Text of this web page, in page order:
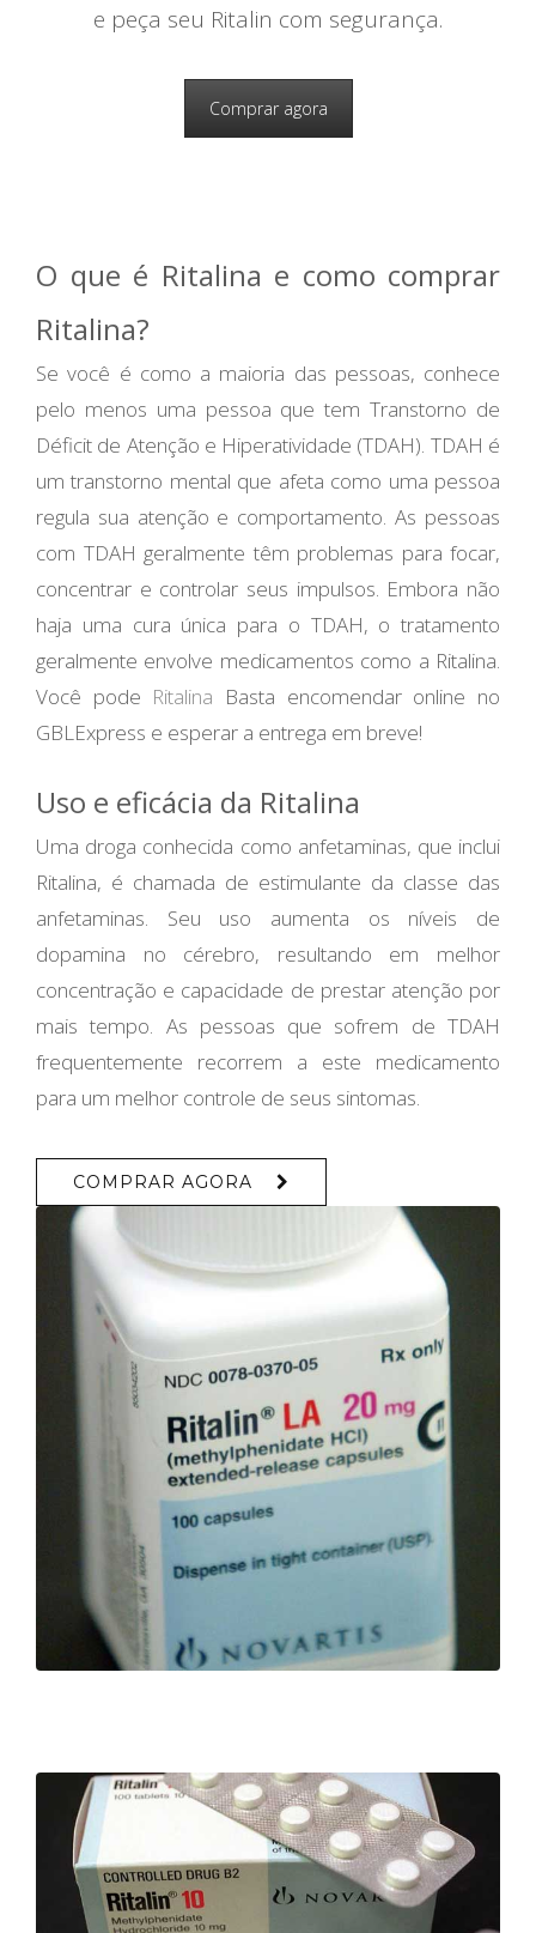
e peça seu Ritalin com segurança.
Comprar agora
O que é Ritalina e como comprar
Ritalina?
Se você é como a maioria das pessoas, conhece
pelo menos uma pessoa que tem Transtorno de
Déficit de Atenção e Hiperatividade (TDAH). TDAH é
um transtorno mental que afeta como uma pessoa
regula sua atenção e comportamento. As pessoas
com TDAH geralmente têm problemas para focar,
concentrar e controlar seus impulsos. Embora não
haja uma cura única para o TDAH, o tratamento
geralmente envolve medicamentos como a Ritalina.
Você pode Ritalina Basta encomendar online no
GBLExpress e esperar a entrega em breve!
Uso e eficácia da Ritalina
Uma droga conhecida como anfetaminas, que inclui
Ritalina, é chamada de estimulante da classe das
anfetaminas. Seu uso aumenta os níveis de
dopamina no cérebro, resultando em melhor
concentração e capacidade de prestar atenção por
mais tempo. As pessoas que sofrem de TDAH
frequentemente recorrem a este medicamento
para um melhor controle de seus sintomas.
COMPRAR AGORA